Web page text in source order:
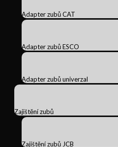
Adapter zubů CAT
Adapter zubů ESCO
Adapter zubů univerzal
Zajištění zubů
Zajištění zubů JCB